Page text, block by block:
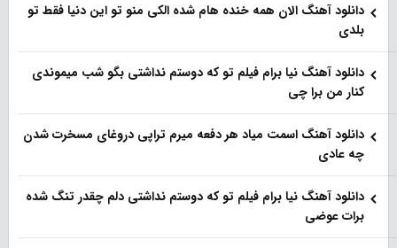
دانلود آهنگ الان همه خنده هام شده الکی منو تو این دنیا فقط تو
بلدی
دانلود آهنگ نیا برام فیلم تو‌ که دوستم نداشتی بگو شب میموندی
کنار من برا چی
دانلود آهنگ اسمت میاد هر دفعه میرم تراپی دروغای مسخرت شدن
چه عادی
دانلود آهنگ نیا برام فیلم تو‌ که دوستم نداشتی دلم چقدر تنگ شده
برات عوضی